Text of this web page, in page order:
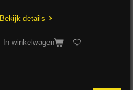
Bekijk details
In winkelwagen